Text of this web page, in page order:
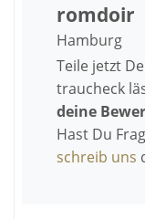
romdoir
Hamburg
Teile jetzt
traucheck
deine
Hast Du
schreib uns